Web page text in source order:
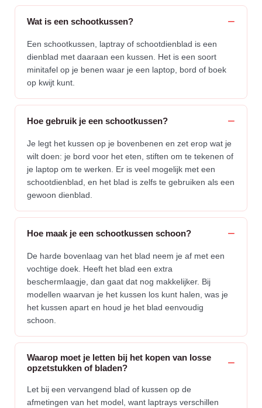
Wat is een schootkussen?
Een schootkussen, laptray of schootdienblad is een
dienblad met daaraan een kussen. Het is een soort
minitafel op je benen waar je een laptop, bord of boek
op kwijt kunt.
Hoe gebruik je een schootkussen?
Je legt het kussen op je bovenbenen en zet erop wat je
wilt doen: je bord voor het eten, stiften om te tekenen of
je laptop om te werken. Er is veel mogelijk met een
schootdienblad, en het blad is zelfs te gebruiken als een
gewoon dienblad.
Hoe maak je een schootkussen schoon?
De harde bovenlaag van het blad neem je af met een
vochtige doek. Heeft het blad een extra
beschermlaagje, dan gaat dat nog makkelijker. Bij
modellen waarvan je het kussen los kunt halen, was je
het kussen apart en houd je het blad eenvoudig
schoon.
Waarop moet je letten bij het kopen van losse
opzetstukken of bladen?
Let bij een vervangend blad of kussen op de
afmetingen van het model, want laptrays verschillen